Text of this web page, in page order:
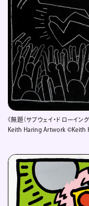
《無題（サブウェイ・ドローイ
Keith Haring Artwork ©Keith